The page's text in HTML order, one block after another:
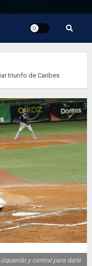
triunfo de Caribes
y central para darle